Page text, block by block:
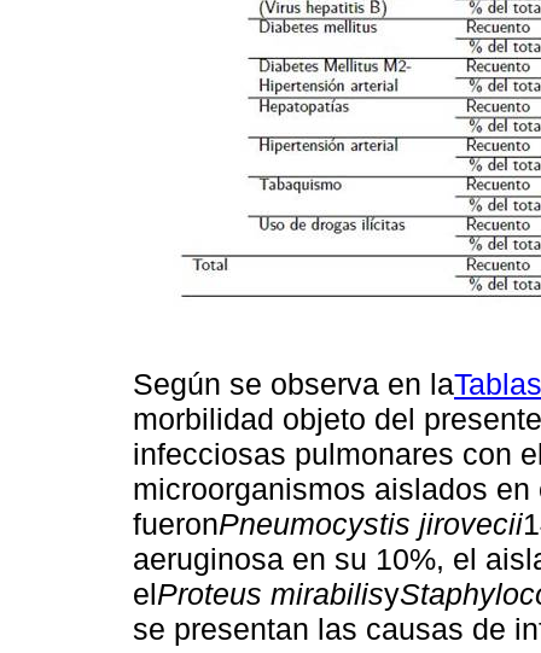
Según se observa en la
morbilidad objeto del
infecciosas pulmonares con
microorganismos aislados
fueronPneumocystis jirovecii
aeruginosa en su 10%, el
elProteus mirabilisy
se presentan las causas de